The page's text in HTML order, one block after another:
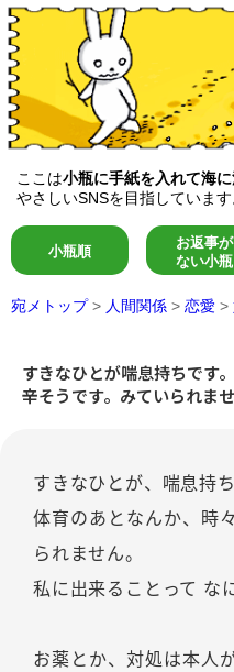
ここは小瓶に手紙を入れて海
やさしいSNSを目指しています
小瓶順
お返事が
ない小瓶
宛メトップ > 人間関係 > 恋愛 >
すきなひとが喘息持ちです
辛そうです。みていられま
すきなひとが、喘息持ち
体育のあとなんか、時
られません。
私に出来ることって な
お薬とか、対処は本人